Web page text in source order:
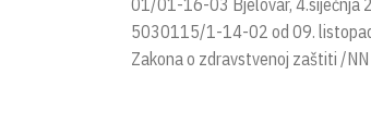
01/01-16-03 Bjelovar, 4.siječnja
5030115/1-14-02 od 09.
Zakona o zdravstvenoj zaštiti /